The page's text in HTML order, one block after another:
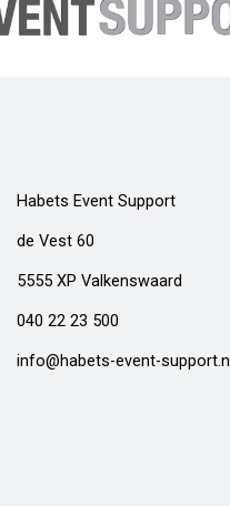
Habets Event Support
de Vest 60
5555 XP Valkenswaard
040 22 23 500
info@habets-event-support.nl